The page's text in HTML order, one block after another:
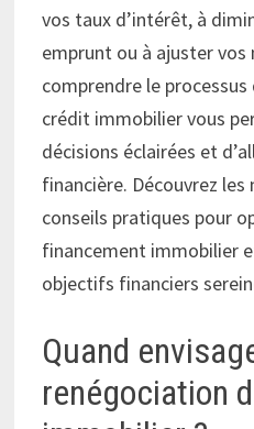
vos taux d’intérêt, à
emprunt ou à ajuster vos
comprendre le
crédit immobilier vous
décisions éclairées et
financière. Découvrez
conseils pratiques pour
financement immobilier
objectifs financiers
Quand
renégociation